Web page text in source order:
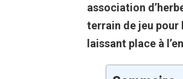
association
terrain de jeu pour
laissant place à